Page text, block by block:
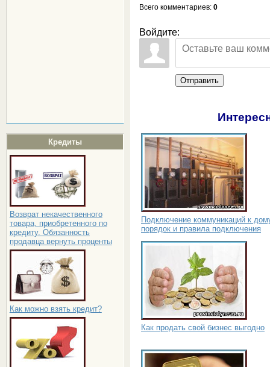
Кредиты
Возврат некачественного
товара, приобретенного по
кредиту. Обязанность
продавца вернуть проценты
Как можно взять кредит?
Всего комментариев: 0
Войдите:
Отправить
Подключение коммуникаций к
порядок и правила подключения
Как продать свой бизнес выгодно